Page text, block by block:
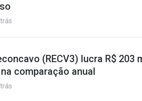
(RECV3) lucra R$ 203
na comparação anual